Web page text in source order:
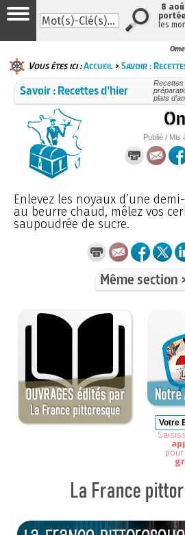
Vous êtes ici :Accueil >Savoir :
Savoir : Recettes d’hier
Recettes
plats
Publié / Mis
Enlevez les noyaux d’une
au beurre chaud, mêlez vos
saupoudrée de sucre.
Même section
8
les